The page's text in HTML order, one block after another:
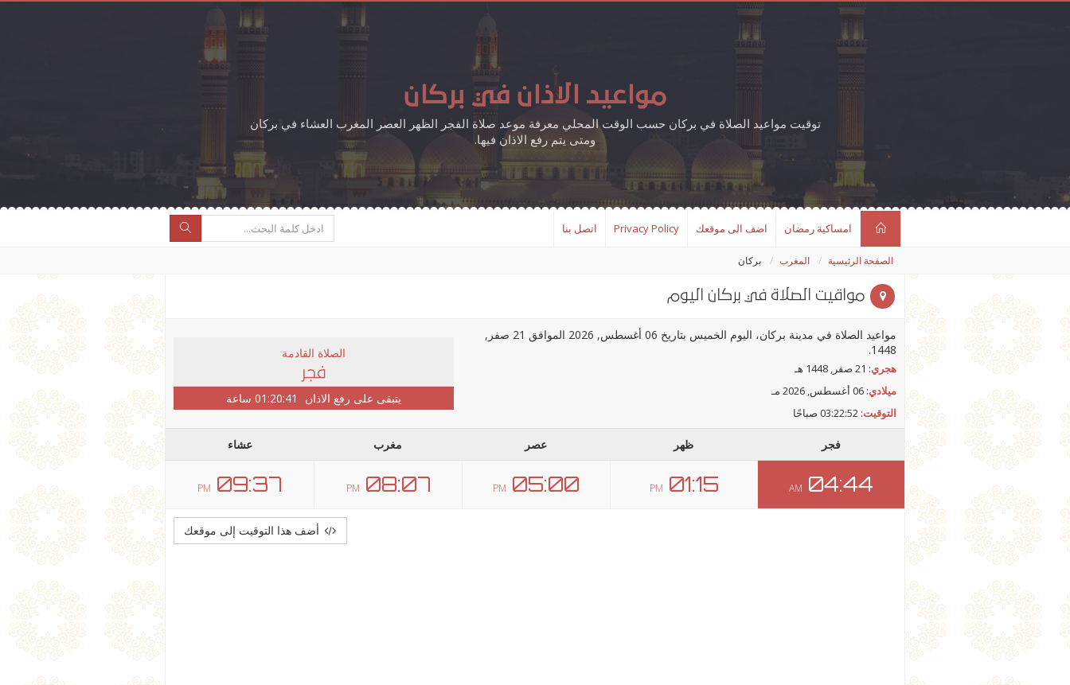
مواعيد الاذان في بركان
توقيت مواعيد الصلاة في بركان حسب الوقت المحلي معرفة موعد صلاة الفجر الظهر العصر المغرب العشاء في بركان
ومتى يتم رفع الاذان فيها.
امساكية رمضان اضف الى موقعك Privacy Policy اتصل بنا
الصفحة الرئيسية المغرب بركان
مواقيت الصلاة في بركان اليوم
مواعيد الصلاة في مدينة بركان، اليوم الخميس بتاريخ 06 أغسطس, 2026 الموافق 21 صفر,
1448.
هجري: 21 صفر, 1448 هـ
ميلادي: 06 أغسطس, 2026 مـ
التوقيت: 03:22:52 صباحًا
الصلاة القادمة
فجر
يتبقى على رفع الاذان 01:20:41 ساعة
فجر ظهر عصر مغرب عشاء
04:44
AM
01:15
PM
05:00
PM
08:07
PM
09:37
PM
أضف هذا التوقيت إلى موقعك